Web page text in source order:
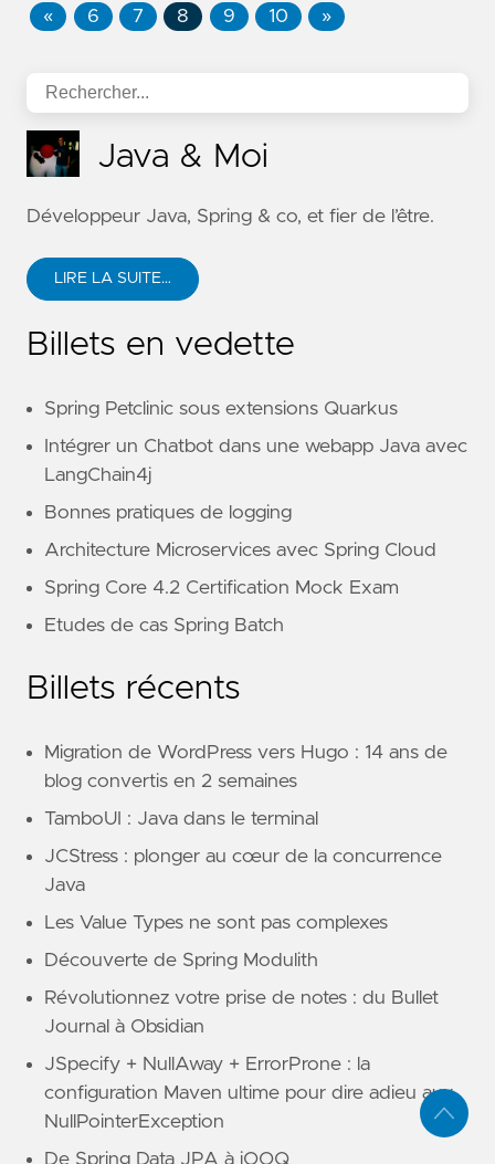
« 6 7 8 9 10 »
Java & Moi
Développeur Java, Spring & co, et fier de l’être.
LIRE LA SUITE…
Billets en vedette
Spring Petclinic sous extensions Quarkus
Intégrer un Chatbot dans une webapp Java avec
LangChain4j
Bonnes pratiques de logging
Architecture Microservices avec Spring Cloud
Spring Core 4.2 Certification Mock Exam
Etudes de cas Spring Batch
Billets récents
Migration de WordPress vers Hugo : 14 ans de
blog convertis en 2 semaines
TamboUI : Java dans le terminal
JCStress : plonger au cœur de la concurrence
Java
Les Value Types ne sont pas complexes
Découverte de Spring Modulith
Révolutionnez votre prise de notes : du Bullet
Journal à Obsidian
JSpecify + NullAway + ErrorProne : la
configuration Maven ultime pour dire adieu aux
NullPointerException
De Spring Data JPA à jOOQ